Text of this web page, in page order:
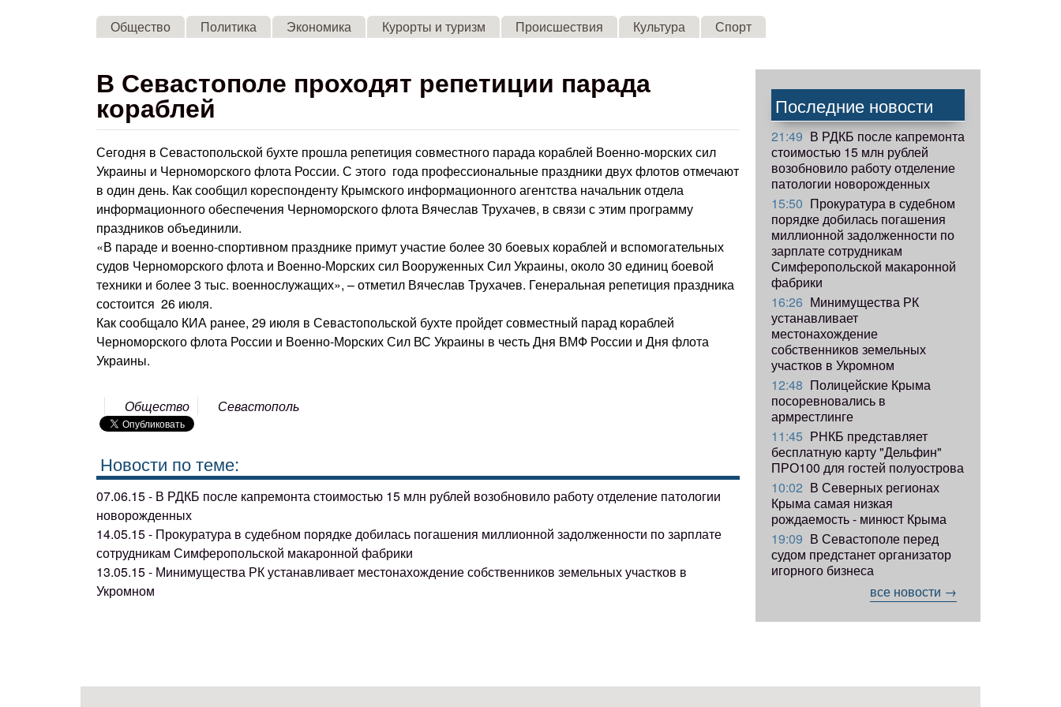
Skip to main content
Общество Политика Экономика Курорты и туризм Происшествия Культура Спорт
В Севастополе проходят репетиции парада
кораблей
Сегодня в Севастопольской бухте прошла репетиция совместного парада кораблей Военно-морских сил
Украины и Черноморского флота России. С этого года профессиональные праздники двух флотов отмечают
в один день. Как сообщил кореспонденту Крымского информационного агентства начальник отдела
информационного обеспечения Черноморского флота Вячеслав Трухачев, в связи с этим программу
праздников объединили.
«В параде и военно-спортивном празднике примут участие более 30 боевых кораблей и вспомогательных
судов Черноморского флота и Военно-Морских сил Вооруженных Сил Украины, около 30 единиц боевой
техники и более 3 тыс. военнослужащих», – отметил Вячеслав Трухачев. Генеральная репетиция праздника
состоится 26 июля.
Как сообщало КИА ранее, 29 июля в Севастопольской бухте пройдет совместный парад кораблей
Черноморского флота России и Военно-Морских Сил ВС Украины в честь Дня ВМФ России и Дня флота
Украины.
Общество Севастополь
Новости по теме:
07.06.15 - В РДКБ после капремонта стоимостью 15 млн рублей возобновило работу отделение патологии
новорожденных
14.05.15 - Прокуратура в судебном порядке добилась погашения миллионной задолженности по зарплате
сотрудникам Симферопольской макаронной фабрики
13.05.15 - Минимущества РК устанавливает местонахождение собственников земельных участков в
Укромном
Последние новости
21:49 В РДКБ после капремонта
стоимостью 15 млн рублей
возобновило работу отделение
патологии новорожденных
15:50 Прокуратура в судебном
порядке добилась погашения
миллионной задолженности по
зарплате сотрудникам
Симферопольской макаронной
фабрики
16:26 Минимущества РК
устанавливает
местонахождение
собственников земельных
участков в Укромном
12:48 Полицейские Крыма
посоревновались в
армрестлинге
11:45 РНКБ представляет
бесплатную карту "Дельфин"
ПРО100 для гостей полуострова
10:02 В Северных регионах
Крыма самая низкая
рождаемость - минюст Крыма
19:09 В Севастополе перед
судом предстанет организатор
игорного бизнеса
все новости →